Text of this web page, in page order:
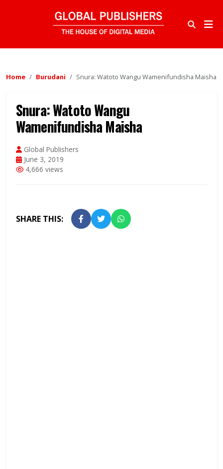
Home Burudani Snura: Watoto Wangu Wamenifundisha Maisha
Snura: Watoto Wangu
Wamenifundisha Maisha
Global Publishers
June 3, 2019
4,666 views
SHARE THIS: